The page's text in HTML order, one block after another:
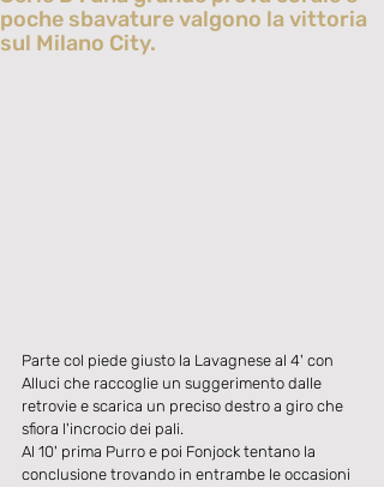
poche sbavature valgono la vittoria
sul Milano City.
Parte col piede giusto la Lavagnese al 4' con
Alluci che raccoglie un suggerimento dalle
retrovie e scarica un preciso destro a giro che
sfiora l'incrocio dei pali.
Al 10' prima Purro e poi Fonjock tentano la
conclusione trovando in entrambe le occasioni